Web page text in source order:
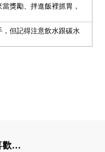
獎勵、拌進飯裡抓胃，
但記得注意飲水跟碳水
歡...